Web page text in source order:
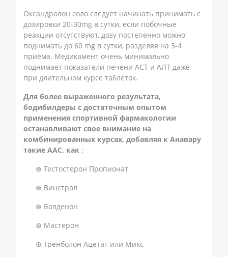
Оксандролон соло следует начинать принимать с
дозировки 20-30mg в сутки, если побочные
реакции отсутствуют, дозу постепенно можно
поднимать до 60 mg в сутки, разделяя на 3-4
приёма. Медикамент очень минимально
поднимает показатели печени АСТ и АЛТ даже
при длительном курсе таблеток.
Для более выраженного результата,
бодибилдеры с достаточным опытом
применения спортивной фармакологии
останавливают свое внимание на
комбинированных курсах, добавляя к Анавару
такие ААС, как:
⊛ Тестостерон Пропионат
⊛ Винстрол
⊛ Болденон
⊛ Мастерон
⊛ Тренболон Ацетат или Микс